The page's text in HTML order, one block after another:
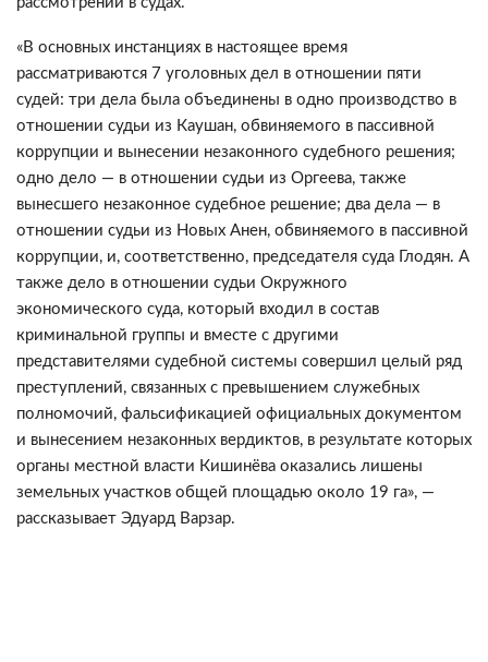
«В основных инстанциях в настоящее время
рассматриваются 7 уголовных дел в отношении пяти
судей: три дела была объединены в одно производство в
отношении судьи из Каушан, обвиняемого в пассивной
коррупции и вынесении незаконного судебного решения;
одно дело — в отношении судьи из Оргеева, также
вынесшего незаконное судебное решение; два дела — в
отношении судьи из Новых Анен, обвиняемого в пассивной
коррупции, и, соответственно, председателя суда Глодян. А
также дело в отношении судьи Окружного
экономического суда, который входил в состав
криминальной группы и вместе с другими
представителями судебной системы совершил целый ряд
преступлений, связанных с превышением служебных
полномочий, фальсификацией официальных документом
и вынесением незаконных вердиктов, в результате которых
органы местной власти Кишинёва оказались лишены
земельных участков общей площадью около 19 га», —
рассказывает Эдуард Варзар.